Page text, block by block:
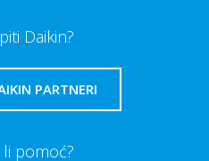
Daikin?
PARTNERI
pomoć?